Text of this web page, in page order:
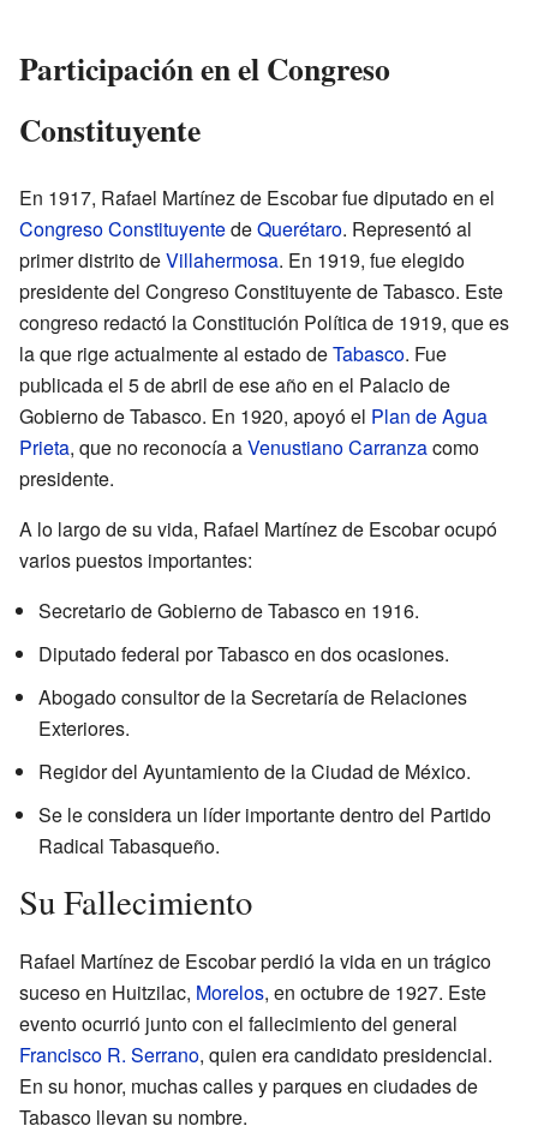
Participación en el Congreso
Constituyente
En 1917, Rafael Martínez de Escobar fue diputado en el
Congreso ConstituyentedeQuerétaro. Representó al
primer distrito deVillahermosa. En 1919, fue elegido
presidente del Congreso Constituyente de Tabasco. Este
congreso redactó la Constitución Política de 1919, que es
la que rige actualmente al estado deTabasco. Fue
publicada el 5 de abril de ese año en el Palacio de
Gobierno de Tabasco. En 1920, apoyó el Plan de Agua
Prieta, que no reconocía aVenustiano Carranzacomo
presidente.
A lo largo de su vida, Rafael Martínez de Escobar ocupó
varios puestos importantes:
Secretario de Gobierno de Tabasco en 1916.
Diputado federal por Tabasco en dos ocasiones.
Abogado consultor de la Secretaría de Relaciones
Exteriores.
Regidor del Ayuntamiento de la Ciudad de México.
Se le considera un líder importante dentro del Partido
Radical Tabasqueño.
Su Fallecimiento
Rafael Martínez de Escobar perdió la vida en un trágico
suceso en Huitzilac, Morelos, en octubre de 1927. Este
evento ocurrió junto con el fallecimiento del general
Francisco R. Serrano, quien era candidato presidencial.
En su honor, muchas calles y parques en ciudades de
Tabasco llevan su nombre.